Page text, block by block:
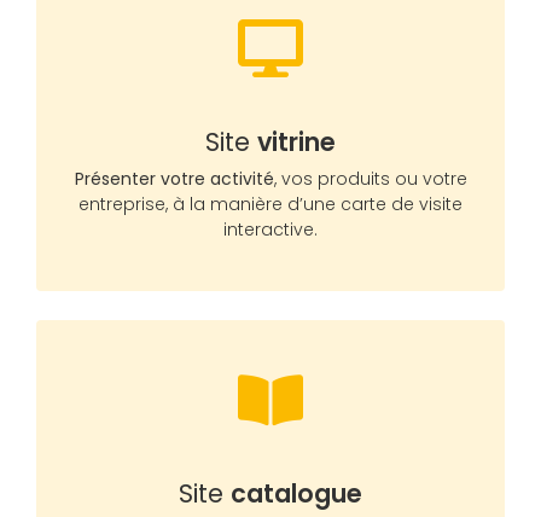
Site vitrine
Présenter votre activité, vos produits ou votre
entreprise, à la manière d’une carte de visite
interactive.
Site catalogue